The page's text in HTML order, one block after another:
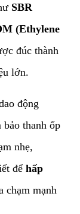
SBR
(Ethylene
đúc thành
lớn.
động
bảo thanh ốp
nhẹ,
để hấp
chạm mạnh